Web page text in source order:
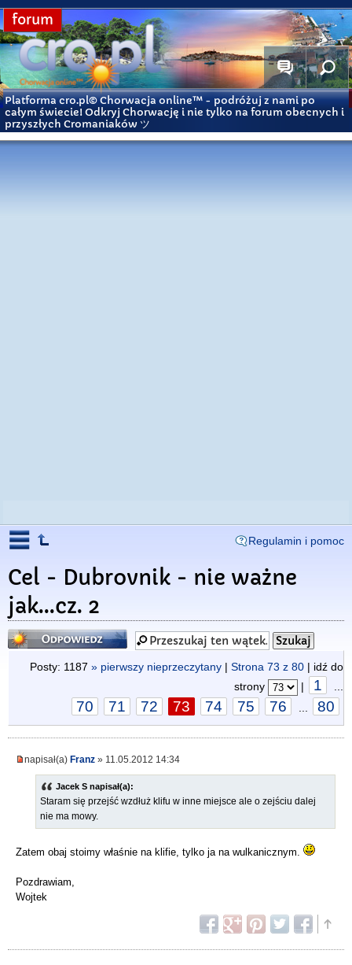
forum
Platforma cro.pl© Chorwacja online™ - podróżuj z nami po
całym świecie! Odkryj Chorwację i nie tylko na forum obecnych i
przyszłych Cromaniaków ツ
Regulamin i pomoc
Cel - Dubrovnik - nie ważne
jak...cz. 2
Odpowiedz
Posty: 1187 » pierwszy nieprzeczytany | Strona 73 z 80 | idź do
strony
| 1
70 71 72 73 74 75 76 80
napisał(a) Franz » 11.05.2012 14:34
Jacek S napisał(a):
Staram się przejść wzdłuż klifu w inne miejsce ale o zejściu dalej
nie ma mowy.
Zatem obaj stoimy właśnie na klifie, tylko ja na wulkanicznym.
Pozdrawiam,
Wojtek